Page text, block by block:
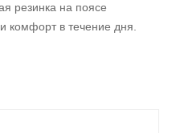
резинка на поясе
комфорт в течение дня.